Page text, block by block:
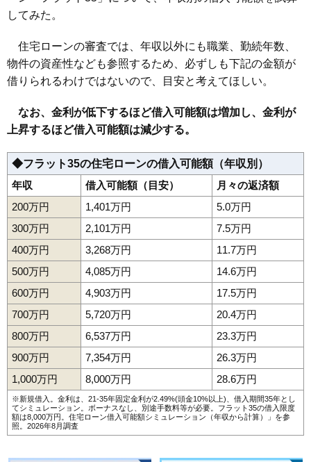
してみた。
住宅ローンの審査では、年収以外にも職業、勤続年数、
物件の資産性なども参照するため、必ずしも下記の金額が
借りられるわけではないので、目安と考えてほしい。
なお、金利が低下するほど借入可能額は増加し、金利が
上昇するほど借入可能額は減少する。
◆フラット35の住宅ローンの借入可能額（年収別）
年収
借入可能額（目安）
月々の返済額
200万円
1,401万円
5.0万円
300万円
2,101万円
7.5万円
400万円
3,268万円
11.7万円
500万円
4,085万円
14.6万円
600万円
4,903万円
17.5万円
700万円
5,720万円
20.4万円
800万円
6,537万円
23.3万円
900万円
7,354万円
26.3万円
1,000万円
8,000万円 28.6万円
※新規借入。金利は、21-35年固定金利が2.49%(頭金10%以上)、借入期間35年とし
てシミュレーション。ボーナスなし、別途手数料等が必要。フラット35の借入限度
額は8,000万円。 住宅ローン借入可能額シミュレーション（年収から計算）
」を参
照。2026年8月調査